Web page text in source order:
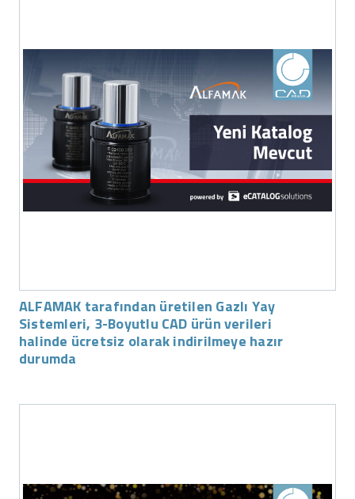
ALFAMAK tarafından üretilen Gazlı Yay
Sistemleri, 3-Boyutlu CAD ürün verileri
halinde ücretsiz olarak indirilmeye hazır
durumda